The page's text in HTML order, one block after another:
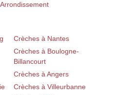
Crèches à Nantes
Crèches à Boulogne-
Billancourt
Crèches à Angers
Crèches à Villeurbanne